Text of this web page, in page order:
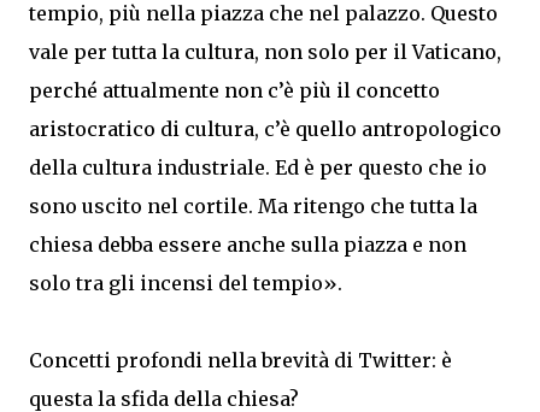
tempio, più nella piazza che nel palazzo. Questo
vale per tutta la cultura, non solo per il Vaticano,
perché attualmente non c’è più il concetto
aristocratico di cultura, c’è quello antropologico
della cultura industriale. Ed è per questo che io
sono uscito nel cortile. Ma ritengo che tutta la
chiesa debba essere anche sulla piazza e non
solo tra gli incensi del tempio».
Concetti profondi nella brevità di Twitter: è
questa la sfida della chiesa?